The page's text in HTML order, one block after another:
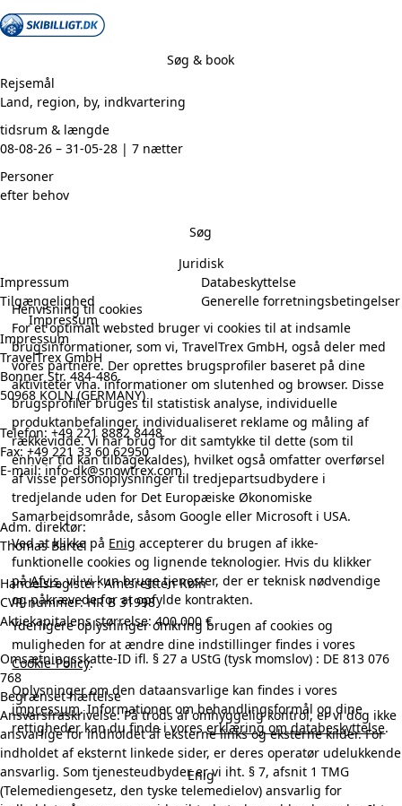
Henvisning til cookies
For et optimalt websted bruger vi cookies til at indsamle
brugsinformationer, som vi, TravelTrex GmbH, også deler med
vores partnere. Der oprettes brugsprofiler baseret på dine
aktiviteter vha. informationer om slutenhed og browser. Disse
brugsprofiler bruges til statistisk analyse, individuelle
produktanbefalinger, individualiseret reklame og måling af
rækkevidde. Vi har brug for dit samtykke til dette (som til
enhver tid kan tilbagekaldes), hvilket også omfatter overførsel
af visse personoplysninger til tredjepartsudbydere i
tredjelande uden for Det Europæiske Økonomiske
Samarbejdsområde, såsom Google eller Microsoft i USA.
Ved at klikke på Enig accepterer du brugen af ikke-
funktionelle cookies og lignende teknologier. Hvis du klikker
påAfvis, vil vi kun bruge tjenester, der er teknisk nødvendige
og påkrævede for at opfylde kontrakten.
Yderligere oplysninger omkring brugen af cookies og
muligheden for at ændre dine indstillinger findes i vores
Cookie-Policy.
Oplysninger om den dataansvarlige kan findes i vores
impressum. Informationer om behandlingsformål og dine
rettigheder kan du finde i voreserklæring om databeskyttelse.
Enig
Søg & book
Rejsemål
tidsrum & længde
08-08-26 – 31-05-28 | 7 nætter
Personer
efter behov
Søg
Juridisk
Impressum
Databeskyttelse
Tilgængelighed
Generelle forretningsbetingelser
Impressum
Impressum
TravelTrex GmbH
Bonner Str. 484-486
50968 KÖLN (GERMANY)
Telefon:+49 221 8882 8448
Fax: +49 221 33 60 62950
E-mail: info-dk@snowtrex.com
Adm. direktør:
Thomas Bartel
Handelsregister: Amtsrettten Køln
CVR-nummer: HR B 31998
Aktiekapitalens størrelse: 400.000 €
Omsætningsskatte-ID ifl. § 27 a UStG (tysk momslov) : DE 813 076
768
Begrænset hæftelse
Ansvarsfraskrivelse: På trods af omhyggelig kontrol, er vi dog ikke
ansvarlige for indholdet af eksterne links og eksterne kilder. For
indholdet af eksternt linkede sider, er deres operatør udelukkende
ansvarlig. Som tjenesteudbyder er vi iht. § 7, afsnit 1 TMG
(Telemediengesetz, den tyske telemedielov) ansvarlig for